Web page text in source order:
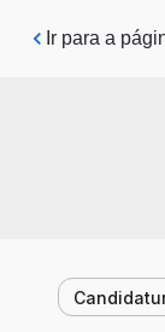
Pular para o
Ir para a